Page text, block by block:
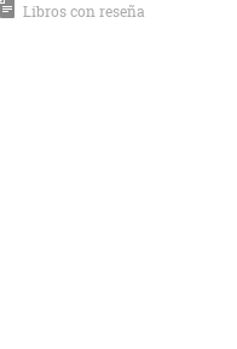
Libros con reseña